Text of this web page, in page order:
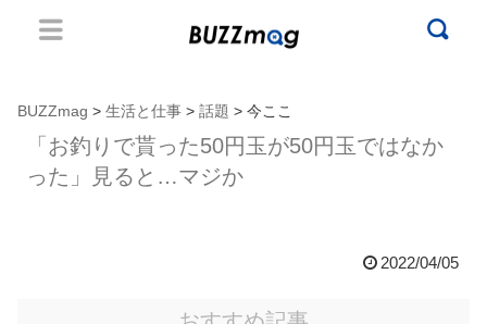
BUZZmag > 生活と仕事 > 話題 > 今ここ
「お釣りで貰った50円玉が50円玉ではなか
った」見ると…マジか
2022/04/05